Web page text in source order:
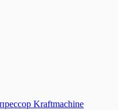
Kraftmaсhine